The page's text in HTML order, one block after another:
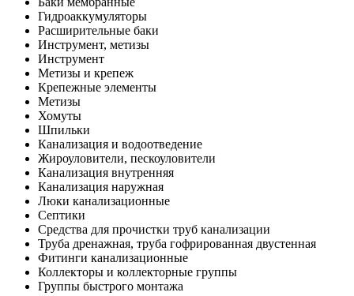
Гидроаккумуляторы
Расширительные баки
Инструмент, метизы
Инструмент
Метизы и крепеж
Крепежные элементы
Метизы
Хомуты
Шпильки
Канализация и водоотведение
Жироуловители, пескоуловители
Канализация внутренняя
Канализация наружная
Люки канализационные
Септики
Средства для прочистки труб канализации
Труба дренажная, труба гофрированная двустенная
Фитинги канализационные
Коллекторы и коллекторные группы
Группы быстрого монтажа